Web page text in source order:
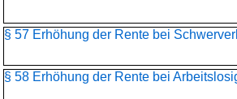
§ 57 Erhöhung der Rente bei
§ 58 Erhöhung der Rente bei